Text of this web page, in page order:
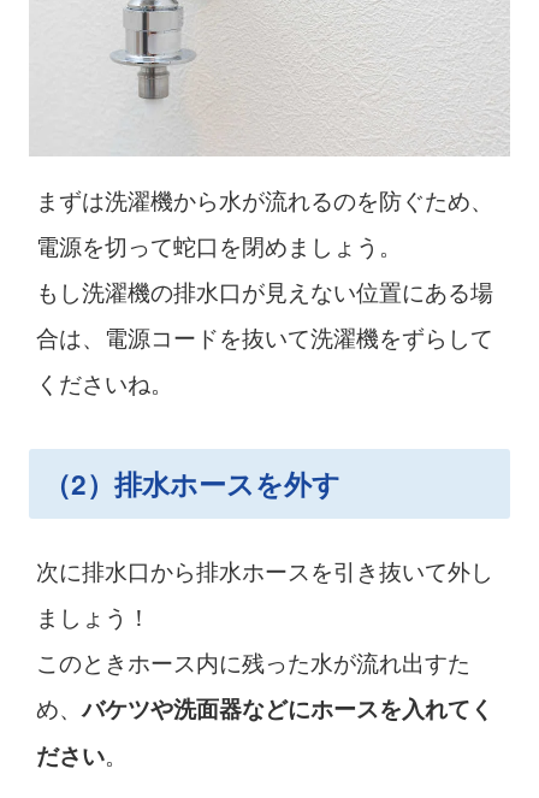
まずは洗濯機から水が流れるのを防ぐため、
電源を切って蛇口を閉めましょう。
もし洗濯機の排水口が見えない位置にある場
合は、電源コードを抜いて洗濯機をずらして
くださいね。
（2）排水ホースを外す
次に排水口から排水ホースを引き抜いて外し
ましょう！
このときホース内に残った水が流れ出すた
め、バケツや洗面器などにホースを入れてく
ださい。